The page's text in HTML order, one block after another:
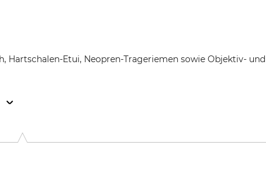
Etui, Neopren-Trageriemen sowie Objektiv- und